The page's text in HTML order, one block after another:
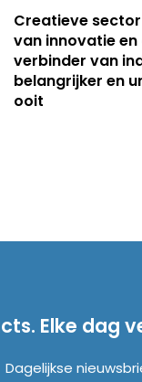
Creatieve
van innovatie
verbinder van
belangrijker en
ooit
Elke dag
Dagelijkse